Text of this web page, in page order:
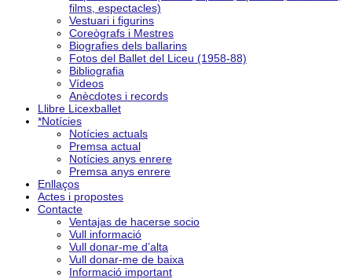
films, espectacles)
Vestuari i figurins
Coreògrafs i Mestres
Biografies dels ballarins
Fotos del Ballet del Liceu (1958-88)
Bibliografia
Vídeos
Anècdotes i records
Llibre Licexballet
*Notícies
Notícies actuals
Premsa actual
Notícies anys enrere
Premsa anys enrere
Enllaços
Actes i propostes
Contacte
Ventajas de hacerse socio
Vull informació
Vull donar-me d’alta
Vull donar-me de baixa
Informació important